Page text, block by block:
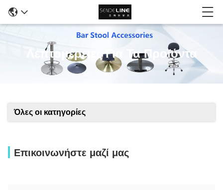
Λεπτομέρειες Για Τα Προϊόντα
Όλες οι κατηγορίες
Επικοινωνήστε μαζί μας